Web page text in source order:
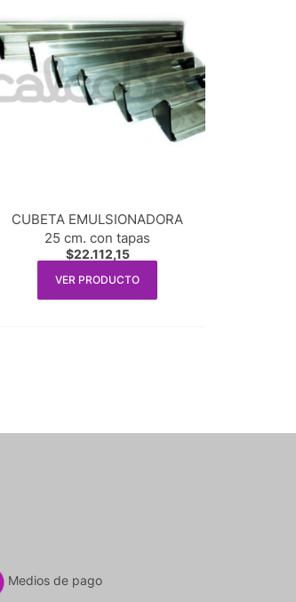
CUBETA EMULSIONADORA
25 cm. con tapas
$22.112,15
VER PRODUCTO
Medios de pago